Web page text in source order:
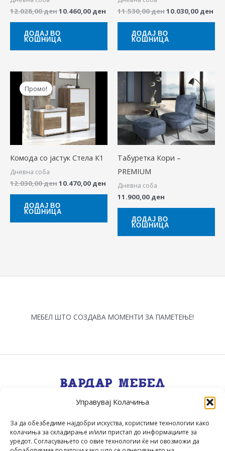
Управувај Колачиња
За да обезбедиме најдобри искуства, користиме технологии како
колачиња за складирање и/или пристап до информациите за
уредот. Согласувањето со овие технологии ќе ни овозможи да
12.028,00ден10.460,00 ден
ДОДАЈ ВО
КОШНИЦА
11.530,00ден10.030,00 ден
ДОДАЈ ВО
КОШНИЦА
Промо!
Комода со јастук Стела К1
Дневна соба
12.030,00ден
Original
price
12.030,00 ден.
10.470,00 ден
10.470,00 ден.
ДОДАЈ ВО
КОШНИЦА
Табуретка Кори –
PREMIUM
Дневна соба
11.900,00 ден
ДОДАЈ ВО
КОШНИЦА
МЕБЕЛ ШТО СОЗДАВА МОМЕНТИ ЗА ПАМЕТЕЊЕ!
Квалитет, Стил, Селекција, Сервис.